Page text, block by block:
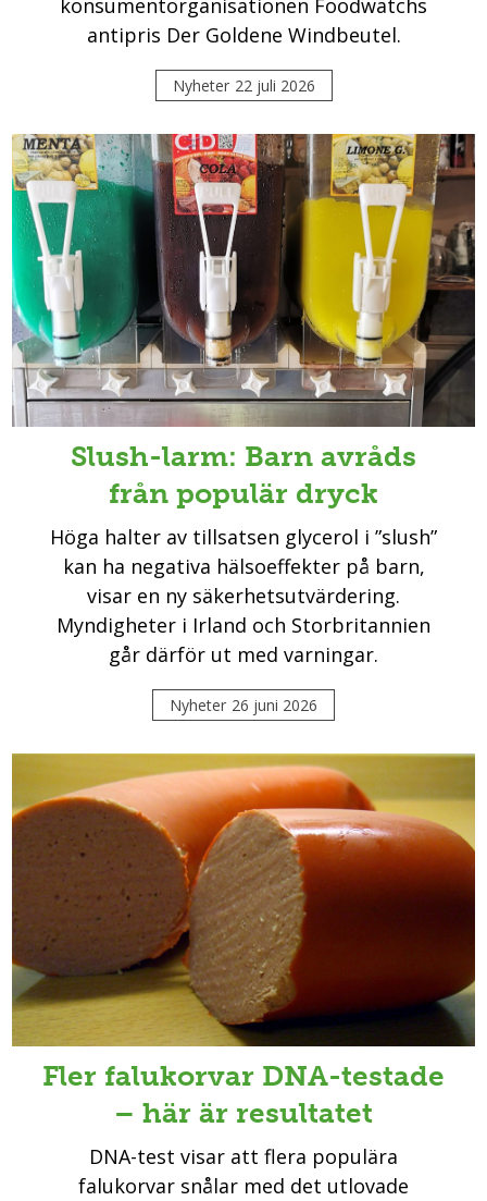
konsumentorganisationen Foodwatchs
antipris Der Goldene Windbeutel.
Nyheter 22 juli 2026
Slush-larm: Barn avråds
från populär dryck
Höga halter av tillsatsen glycerol i ”slush”
kan ha negativa hälsoeffekter på barn,
visar en ny säkerhetsutvärdering.
Myndigheter i Irland och Storbritannien
går därför ut med varningar.
Nyheter 26 juni 2026
Fler falukorvar DNA-testade
– här är resultatet
DNA-test visar att flera populära
falukorvar snålar med det utlovade